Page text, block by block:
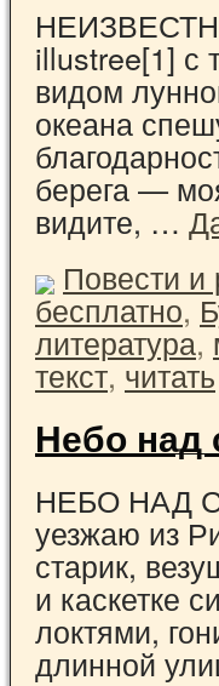
illustree[1] с
видом
океана
берега —
видите, …
Повести и
бесплатно,
литература,
текст,читать
Небо над
НЕБО НАД
уезжаю из
старик,
и каскетке
локтями,
длинной